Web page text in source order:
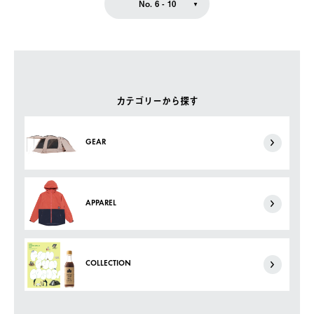
カテゴリーから探す
GEAR
APPAREL
COLLECTION
No. 6 - 10